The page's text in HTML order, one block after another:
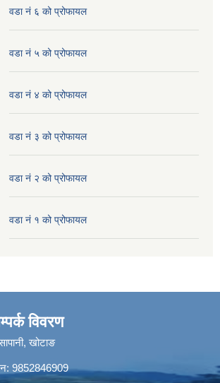
वडा नं ६ को प्रोफायल
वडा नं ५ को प्रोफायल
वडा नं ४ को प्रोफायल
वडा नं ३ को प्रोफायल
वडा नं २ को प्रोफायल
वडा नं १ को प्रोफायल
विवरण
खोटाङ
9852846909